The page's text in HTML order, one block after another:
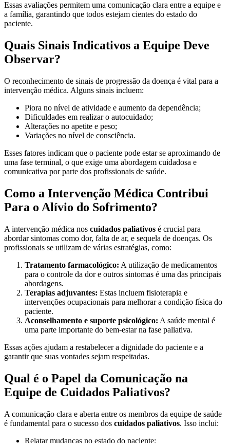
Essas avaliações permitem uma comunicação clara entre a equipe e
a família, garantindo que todos estejam cientes do estado do
paciente.
Quais Sinais Indicativos a Equipe Deve
Observar?
O reconhecimento de sinais de progressão da doença é vital para a
intervenção médica. Alguns sinais incluem:
Piora no nível de atividade e aumento da dependência;
Dificuldades em realizar o autocuidado;
Alterações no apetite e peso;
Variações no nível de consciência.
Esses fatores indicam que o paciente pode estar se aproximando de
uma fase terminal, o que exige uma abordagem cuidadosa e
comunicativa por parte dos profissionais de saúde.
Como a Intervenção Médica Contribui
Para o Alívio do Sofrimento?
A intervenção médica nos cuidados paliativos é crucial para
abordar sintomas como dor, falta de ar, e sequela de doenças. Os
profissionais se utilizam de várias estratégias, como:
Tratamento farmacológico: A utilização de medicamentos
para o controle da dor e outros sintomas é uma das principais
abordagens.
Terapias adjuvantes: Estas incluem fisioterapia e
intervenções ocupacionais para melhorar a condição física do
paciente.
Aconselhamento e suporte psicológico: A saúde mental é
uma parte importante do bem-estar na fase paliativa.
Essas ações ajudam a restabelecer a dignidade do paciente e a
garantir que suas vontades sejam respeitadas.
Qual é o Papel da Comunicação na
Equipe de Cuidados Paliativos?
A comunicação clara e aberta entre os membros da equipe de saúde
é fundamental para o sucesso dos cuidados paliativos. Isso inclui:
Relatar mudanças no estado do paciente;